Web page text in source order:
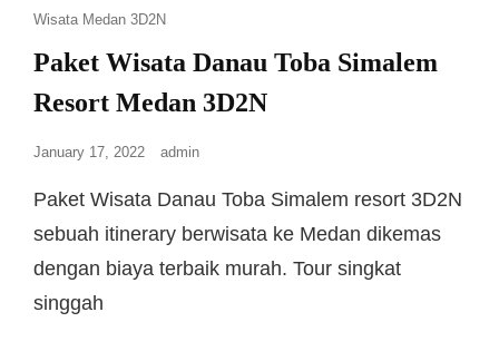
Wisata Medan 3D2N
Paket Wisata Danau Toba Simalem
Resort Medan 3D2N
January 17, 2022 admin
Paket Wisata Danau Toba Simalem resort 3D2N
sebuah itinerary berwisata ke Medan dikemas
dengan biaya terbaik murah. Tour singkat
singgah